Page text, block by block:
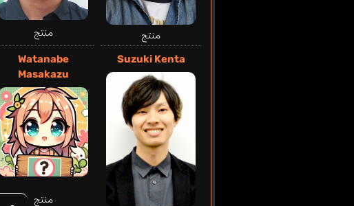
منتج منتج
Suzuki Kenta
Watanabe
Masakazu
منتج